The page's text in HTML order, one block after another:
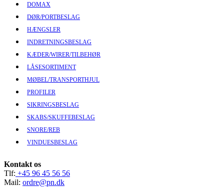
DOMAX
DØR/PORTBESLAG
HÆNGSLER
INDRETNINGSBESLAG
KÆDER/WIRER/TILBEHØR
LÅSESORTIMENT
MØBEL/TRANSPORTHJUL
PROFILER
SIKRINGSBESLAG
SKABS/SKUFFEBESLAG
SNORE/REB
VINDUESBESLAG
Kontakt os
Tlf: +45 96 45 56 56
Mail: ordre@pn.dk